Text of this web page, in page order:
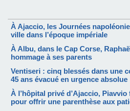
À Ajaccio, les Journées
ville dans l’époque impériale
À Albu, dans le Cap Corse,
hommage à ses parents
Ventiseri : cinq blessés dans une
45 ans évacué en urgence absolue
À l’hôpital privé d’Ajaccio,
pour offrir une parenthèse aux